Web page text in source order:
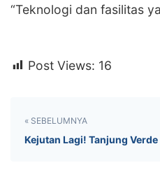
‎“Teknologi dan fasilitas
Post Views: 16
« SEBELUMNYA
Kejutan Lagi! Tanjung